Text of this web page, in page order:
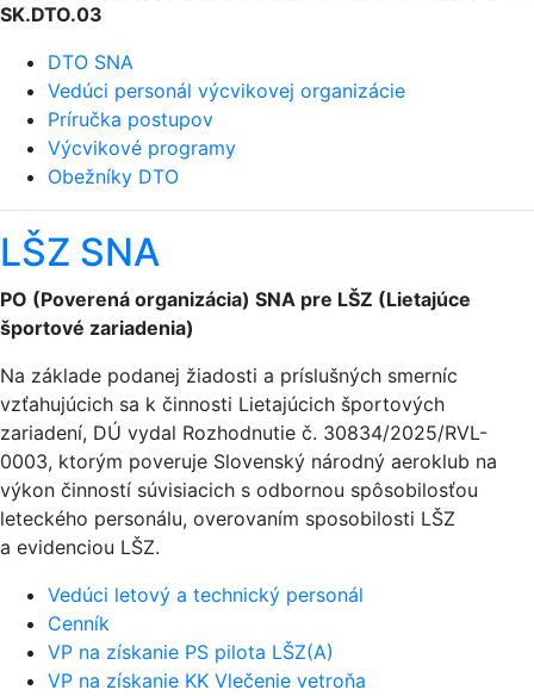
SK.DTO.03
DTO SNA
Vedúci personál výcvikovej organizácie
Príručka postupov
Výcvikové programy
Obežníky DTO
LŠZ SNA
PO (Poverená organizácia) SNA pre LŠZ (Lietajúce
športové zariadenia)
Na základe podanej žiadosti a príslušných smerníc
vzťahujúcich sa k činnosti Lietajúcich športových
zariadení, DÚ vydal Rozhodnutie č. 30834/2025/RVL-
0003, ktorým poveruje Slovenský národný aeroklub na
výkon činností súvisiacich s odbornou spôsobilosťou
leteckého personálu, overovaním sposobilosti LŠZ
a evidenciou LŠZ.
Vedúci letový a technický personál
Cenník
VP na získanie PS pilota LŠZ(A)
VP na získanie KK Vlečenie vetroňa